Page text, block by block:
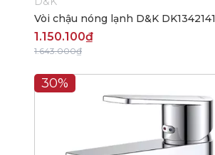
Vòi chậu nóng lạnh D&K DK1342141
1.150.100₫
1.643.000₫
30%